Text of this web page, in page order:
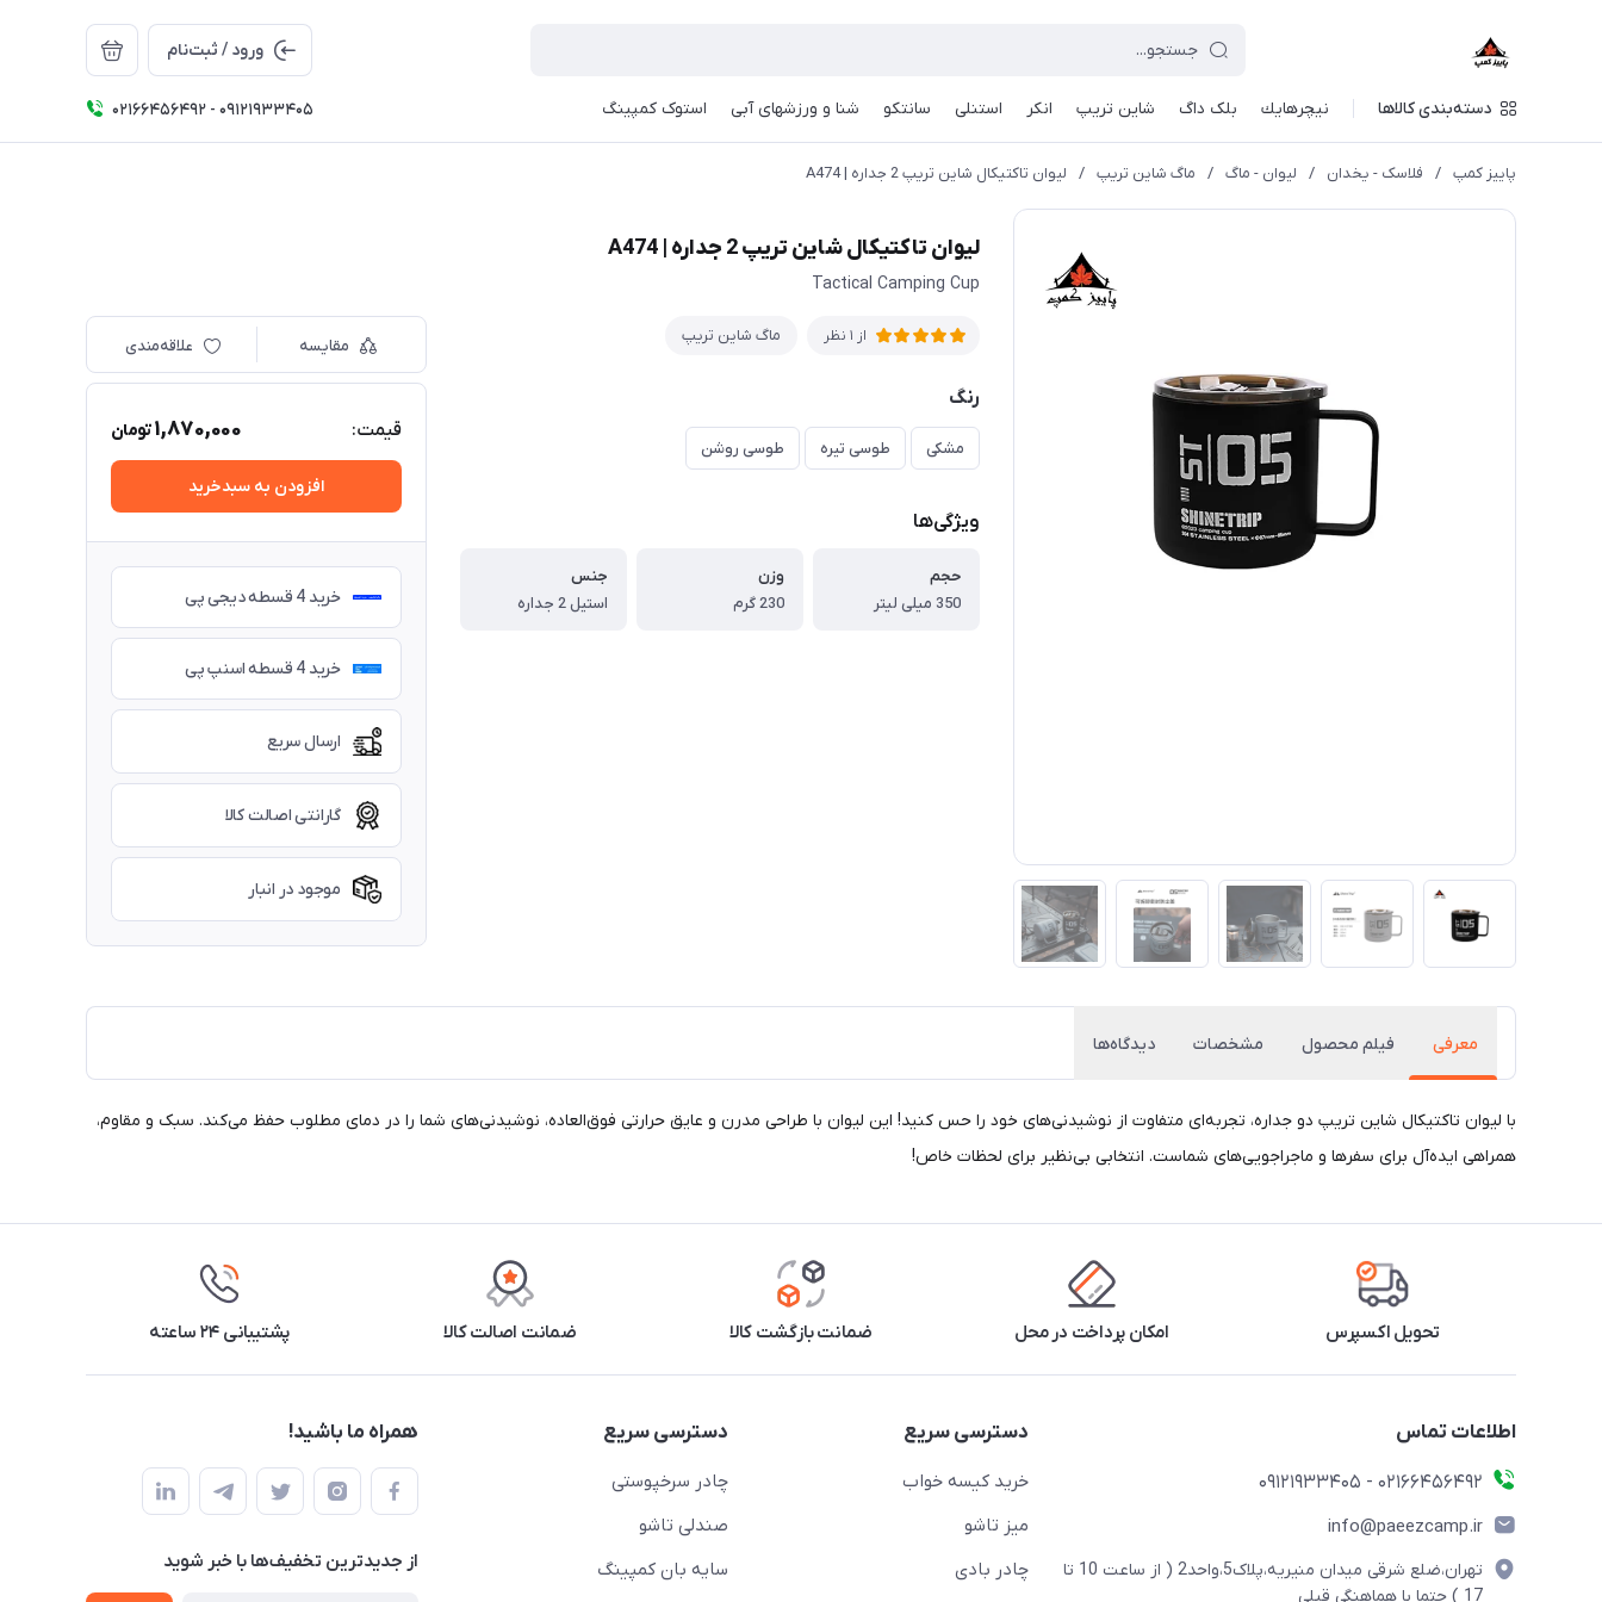
ورود / ثبت‌نام
دسته‌بندی کالاها نيچرهايك بلک داگ شاین تریپ انکر استنلی سانتکو شنا و ورزشهای آبی استوک کمپینگ 02166456492 - 09121933405
پاییز کمپ / فلاسک - یخدان / لیوان - ماگ / ماگ شاین تریپ / لیوان تاکتیکال شاین تریپ 2 جداره | A474
لیوان تاکتیکال شاین تریپ 2 جداره | A474
Tactical Camping Cup
از 1 نظر ماگ شاین تریپ
رنگ
مشکی طوسی تیره طوسی روشن
ویژگی‌ها
حجم
350 میلی لیتر
وزن
230 گرم
جنس
استیل 2 جداره
مقایسه علاقه‌مندی
قیمت: 1,870,000تومان
افزودن به سبدخرید
خرید 4 قسطه دیجی پی
خرید 4 قسطه اسنپ پی
ارسال سریع
گارانتی اصالت کالا
موجود در انبار
معرفی فیلم محصول مشخصات دیدگاه‌ها
با لیوان تاکتیکال شاین تریپ دو جداره، تجربه‌ای متفاوت از نوشیدنی‌های خود را حس کنید! این لیوان با طراحی مدرن و عایق حرارتی فوق‌العاده، نوشیدنی‌های شما را در دمای مطلوب حفظ می‌کند. سبک و مقاوم،
همراهی ایده‌آل برای سفرها و ماجراجویی‌های شماست. انتخابی بی‌نظیر برای لحظات خاص!
تحویل اکسپرس امکان پرداخت در محل ضمانت بازگشت کالا ضمانت اصالت کالا پشتیبانی ۲۴ ساعته
اطلاعات تماس
02166456492 - 09121933405
info@paeezcamp.ir
تهران،ضلع شرقی میدان منیریه،پلاک5،واحد2 ( از ساعت 10 تا
17 ) حتما با هماهنگی قبلی
دسترسی سریع
خرید کیسه خواب
میز تاشو
چادر بادی
دسترسی سریع
چادر سرخپوستی
صندلی تاشو
سایه بان کمپینگ
همراه ما باشید!
از جدید‌ترین تخفیف‌ها با‌ خبر شوید